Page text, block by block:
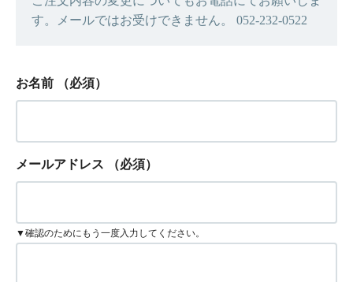
す。メールではお受けできません。 052-232-0522
お名前 （必須）
メールアドレス （必須）
▼確認のためにもう一度入力してください。